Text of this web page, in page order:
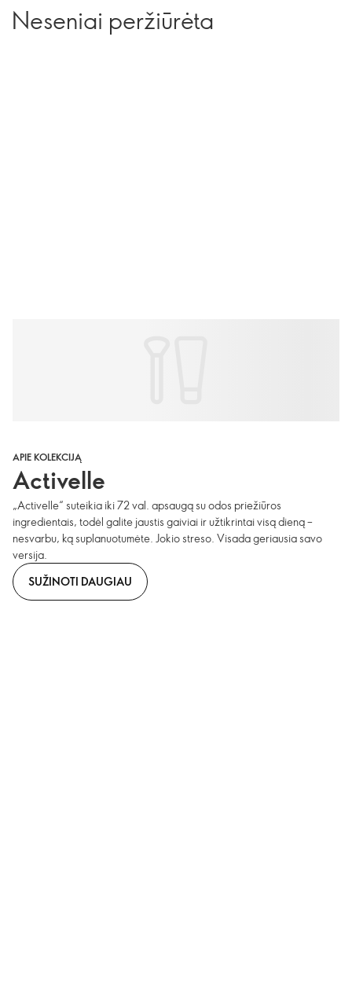
Neseniai peržiūrėta
APIE KOLEKCIJĄ
Activelle
„Activelle“ suteikia iki 72 val. apsaugą su odos priežiūros
ingredientais, todėl galite jaustis gaiviai ir užtikrintai visą dieną –
nesvarbu, ką suplanuotumėte. Jokio streso. Visada geriausia savo
versija.
SUŽINOTI DAUGIAU